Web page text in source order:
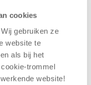
cookies
gebruiken ze
website te
als bij het
trommel
website​!